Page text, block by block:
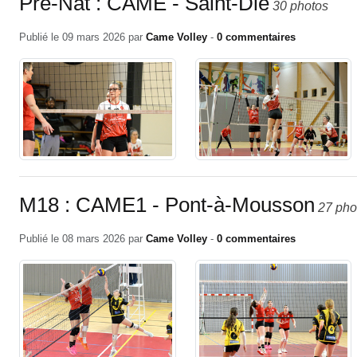
30 photos
Publié le 09 mars 2026 par Came Volley - 0 commentaires
M18 : CAME1 - Pont-à-Mousson 27
Publié le 08 mars 2026 par Came Volley - 0 commentaires